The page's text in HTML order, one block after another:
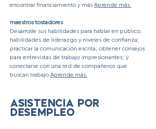
encontrar financiamiento y más.Aprende más.
maestros tostadores
Desarrolle sus habilidades para hablar en público,
habilidades de liderazgo y niveles de confianza;
practicar la comunicación escrita; obtener consejos
para entrevistas de trabajo impresionantes; y
conectarse con una red de compañeros que
buscan trabajo.Aprende más.
asistencia por
desempleo